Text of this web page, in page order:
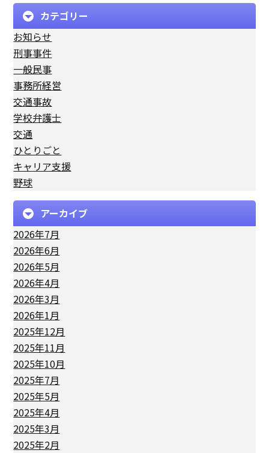
カテゴリー
お知らせ
刑事事件
一般民事
事務所経営
交通事故
学校弁護士
交通
ひとりごと
キャリア支援
野球
アーカイブ
2026年7月
2026年6月
2026年5月
2026年4月
2026年3月
2026年1月
2025年12月
2025年11月
2025年10月
2025年7月
2025年5月
2025年4月
2025年3月
2025年2月